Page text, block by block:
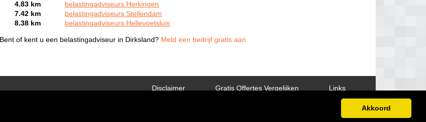
Akkoord
4.83 km
belastingadviseurs Herkingen
7.42 km
belastingadviseurs Stellendam
8.38 km
belastingadviseurs Hellevoetsluis
Bent of kent u een belastingadviseur in Dirksland? Meld een bedrijf gratis aan
Links
Gratis Offertes Vergelijken
Disclaimer